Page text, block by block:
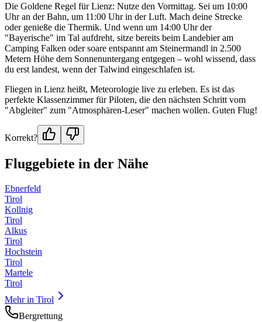
Die Goldene Regel für Lienz: Nutze den Vormittag. Sei um 10:00
Uhr an der Bahn, um 11:00 Uhr in der Luft. Mach deine Strecke
oder genieße die Thermik. Und wenn um 14:00 Uhr der
"Bayerische" im Tal aufdreht, sitze bereits beim Landebier am
Camping Falken oder soare entspannt am Steinermandl in 2.500
Metern Höhe dem Sonnenuntergang entgegen – wohl wissend, dass
du erst landest, wenn der Talwind eingeschlafen ist.
Fliegen in Lienz heißt, Meteorologie live zu erleben. Es ist das
perfekte Klassenzimmer für Piloten, die den nächsten Schritt vom
"Abgleiter" zum "Atmosphären-Leser" machen wollen. Guten Flug!
Korrekt?
Fluggebiete in der Nähe
Ebnerfeld
Tirol
Kollnig
Tirol
Alkus
Tirol
Hochstein
Tirol
Martele
Tirol
Mehr in Tirol
Bergrettung